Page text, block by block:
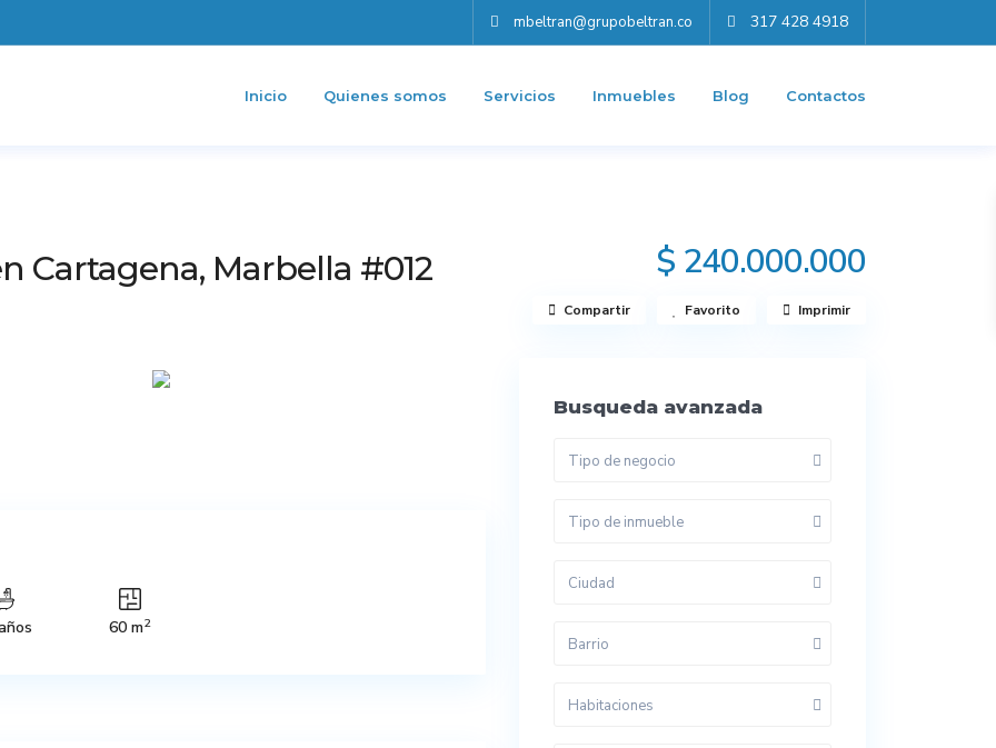
mbeltran@grupobeltran.co 317 428 4918
Inicio Quienes somos Servicios Inmuebles Blog Contactos
Cartagena, Marbella #012 $ 240.000.000
Compartir Favorito Imprimir
60 m2
Busqueda avanzada
Tipo de negocio
Tipo de inmueble
Ciudad
Barrio
Habitaciones